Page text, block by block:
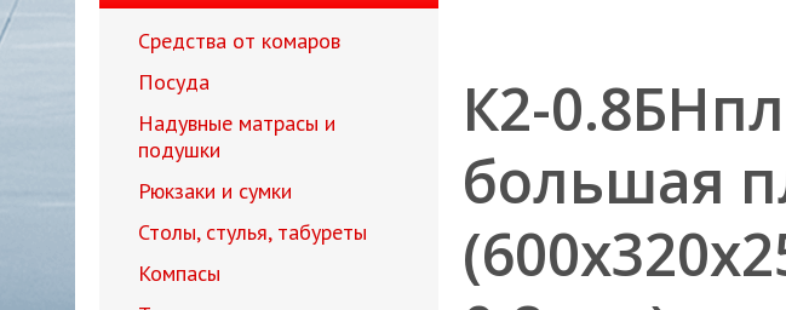
Средства от комаров
Посуда
Надувные матрасы и
подушки
Рюкзаки и сумки
Столы, стулья, табуреты
Компасы
К2-
большая